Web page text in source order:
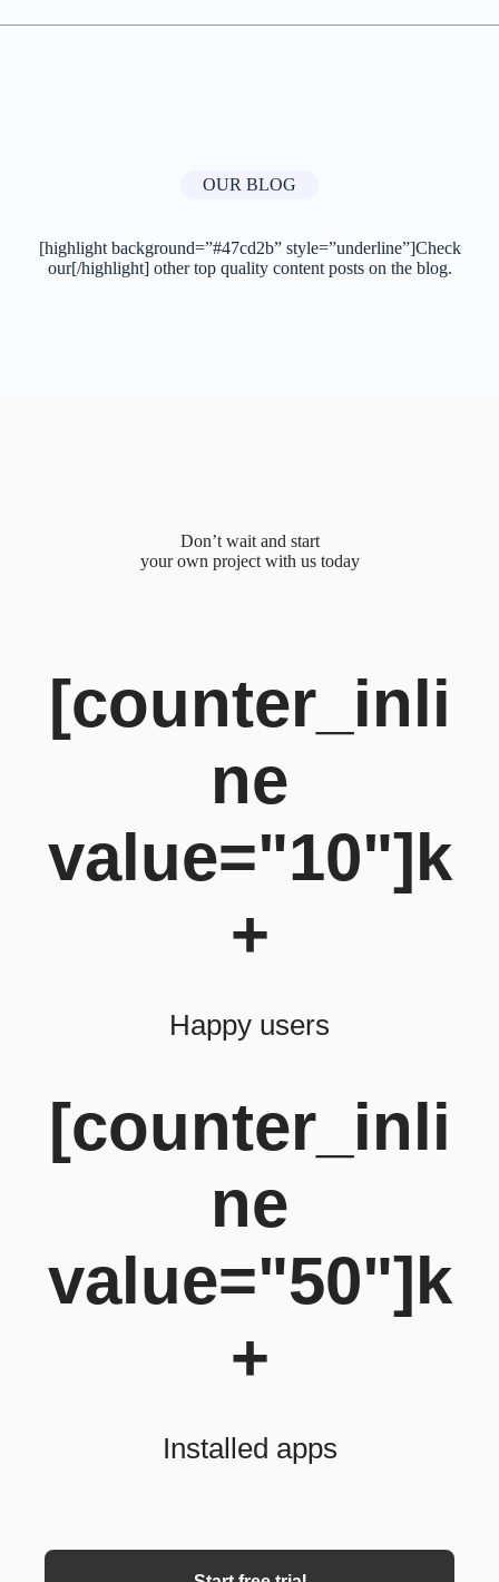
OUR BLOG
[highlight background=”#47cd2b” style=”underline”]Check
our[/highlight] other top quality content posts on the blog.
Don’t wait and start
your own project with us today
[counter_inli
ne
value="10"]k
+
Happy users
[counter_inli
ne
value="50"]k
+
Installed apps